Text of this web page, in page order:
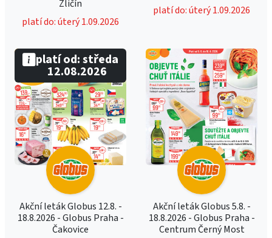
Zličín
platí do: úterý 1.09.2026
platí do: úterý 1.09.2026
Akční leták Globus 12.8. -
18.8.2026 - Globus Praha -
Čakovice
platí od: středa
12.08.2026
Akční leták Globus 5.8. -
18.8.2026 - Globus Praha -
Centrum Černý Most